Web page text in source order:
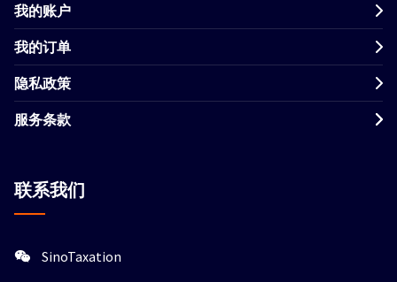
我的账户
我的订单
隐私政策
服务条款
联系我们
SinoTaxation